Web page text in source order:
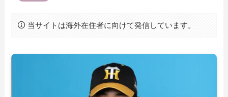
当サイトは海外在住者に向けて発信しています。